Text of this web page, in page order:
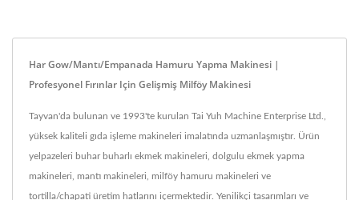
Har Gow/Mantı/Empanada Hamuru Yapma Makinesi |
Profesyonel Fırınlar Için Gelişmiş Milföy Makinesi
Tayvan'da bulunan ve 1993'te kurulan Tai Yuh Machine Enterprise Ltd.,
yüksek kaliteli gıda işleme makineleri imalatında uzmanlaşmıştır. Ürün
yelpazeleri buhar buharlı ekmek makineleri, dolgulu ekmek yapma
makineleri, mantı makineleri, milföy hamuru makineleri ve
tortilla/chapati üretim hatlarını içermektedir. Yenilikçi tasarımları ve